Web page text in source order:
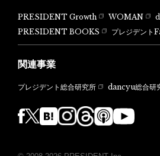
PRESIDENT Growth WOMAN
PRESIDENT BOOKS
プレジデン
関連事業
プレジデント総合研究所 dancyu総合研